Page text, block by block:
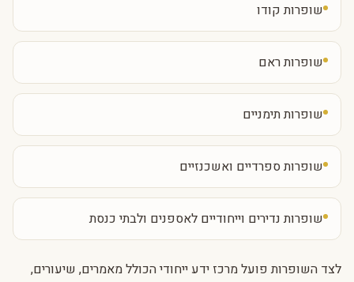
שופרות קודו
שופרות ראם
שופרות תימניים
שופרות ספרדיים ואשכנזיים
שופרות נדירים וייחודיים לאספנים ולבתי כנסת
לצד השופרות פועל מרכז ידע ייחודי הכולל מאמרים, שיעורים,